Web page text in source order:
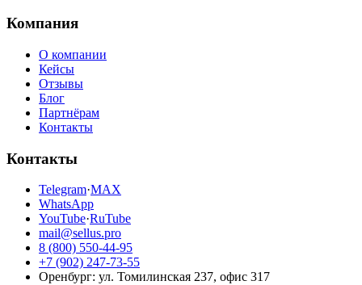
Компания
О компании
Кейсы
Отзывы
Блог
Партнёрам
Контакты
Контакты
Telegram·MAX
WhatsApp
YouTube·RuTube
mail@sellus.pro
8 (800) 550-44-95
+7 (902) 247-73-55
Оренбург: ул. Томилинская 237, офис 317